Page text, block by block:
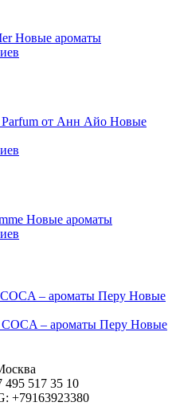
Новые ароматы
Parfum от Анн Айо Новые
Новые ароматы
– ароматы Перу Новые
– ароматы Перу Новые
495 517 35 10
+79163923380